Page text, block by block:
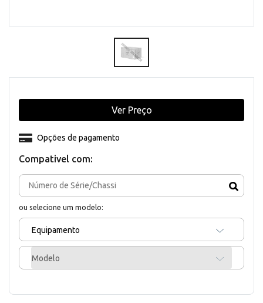
Compativel com:
ou selecione um modelo:
Equipamento
Modelo
Opções de pagamento
Ver Preço